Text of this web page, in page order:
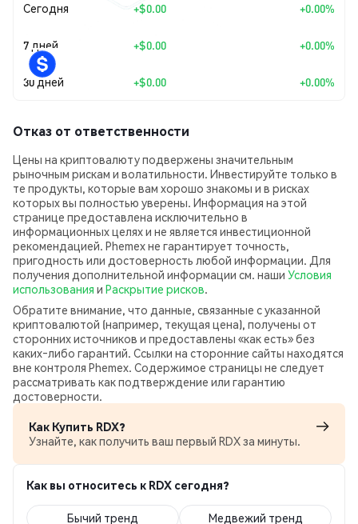
Сегодня +$0.00 +0.00%
7 дней +$0.00 +0.00%
30 дней +$0.00 +0.00%
Отказ от ответственности
Цены на криптовалюту подвержены значительным
рыночным рискам и волатильности. Инвестируйте только в
те продукты, которые вам хорошо знакомы и в рисках
которых вы полностью уверены. Информация на этой
странице предоставлена исключительно в
информационных целях и не является инвестиционной
рекомендацией. Phemex не гарантирует точность,
пригодность или достоверность любой информации. Для
получения дополнительной информации см. наши Условия
использования и Раскрытие рисков.
Обратите внимание, что данные, связанные с указанной
криптовалютой (например, текущая цена), получены от
сторонних источников и предоставлены «как есть» без
каких‑либо гарантий. Ссылки на сторонние сайты находятся
вне контроля Phemex. Содержимое страницы не следует
рассматривать как подтверждение или гарантию
достоверности.
Как Купить RDX?
Узнайте, как получить ваш первый RDX за минуты.
Как вы относитесь к RDX сегодня?
Бычий тренд Медвежий тренд